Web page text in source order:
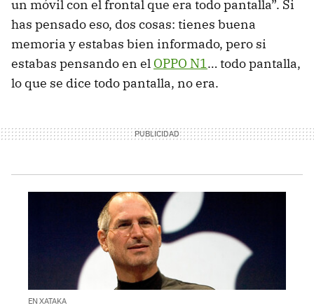
un móvil con el frontal que era todo pantalla”. Si
has pensado eso, dos cosas: tienes buena
memoria y estabas bien informado, pero si
estabas pensando en el OPPO N1… todo pantalla,
lo que se dice todo pantalla, no era.
EN XATAKA